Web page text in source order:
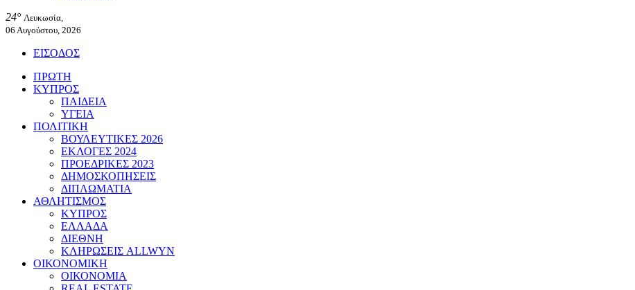
24° Λευκωσία,
06 Αυγούστου, 2026
ΕΙΣΟΔΟΣ
ΠΡΩΤΗ
ΚΥΠΡΟΣ
ΠΑΙΔΕΙΑ
ΥΓΕΙΑ
ΠΟΛΙΤΙΚΗ
ΒΟΥΛΕΥΤΙΚΕΣ 2026
ΕΚΛΟΓΕΣ 2024
ΠΡΟΕΔΡΙΚΕΣ 2023
ΔΗΜΟΣΚΟΠΗΣΕΙΣ
ΔΙΠΛΩΜΑΤΙΑ
ΑΘΛΗΤΙΣΜΟΣ
ΚΥΠΡΟΣ
ΕΛΛΑΔΑ
ΔΙΕΘΝΗ
ΚΛΗΡΩΣΕΙΣ ALLWYN
ΟΙΚΟΝΟΜΙΚΗ
ΟΙΚΟΝΟΜΙΑ